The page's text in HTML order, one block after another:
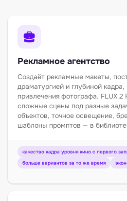
Рекламное агентство
Создаёт рекламные макеты,
драматургией и глубиной кадра,
привлечения фотографа. FLUX 2
сложные сцены под разные
объектов, точное освещение,
шаблоны промптов — в
качество кадра уровня кино с первого
больше вариантов за то же время